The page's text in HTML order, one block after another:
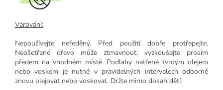
Varování:
Nepoužívejte neředěný. Před použití dobře protřepejte.
Neošetřené dřevo může ztmavnout; vyzkoušejte prosím
předem na vhodném místě. Podlahy natřené tvrdým olejem
nebo voskem je nutné v pravidelných intervalech odborně
znovu olejovat nebo voskovat. Držte mimo dosah dětí.